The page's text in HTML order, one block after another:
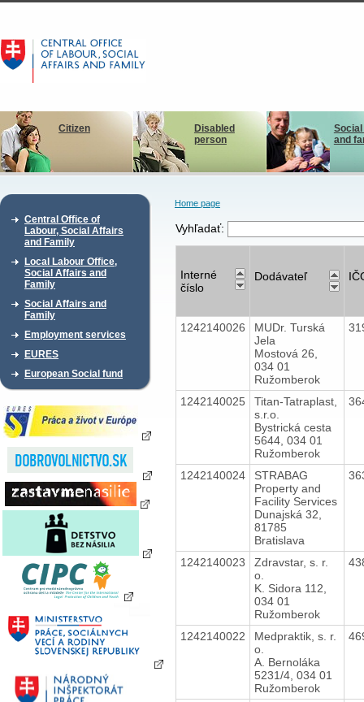
Citizen
Disabled
person
and
Central Office of
Labour, Social Affairs
and Family
Local Labour Office,
Social Affairs and
Family
Social Affairs and
Family
Employment services
EURES
European Social fund
Home page
Vyhľadať:
Interné
číslo
Dodávateľ
1242140026
MUDr. Turská
Jela
Mostová 26,
034 01
Ružomberok
1242140025
Titan-Tatraplast,
s.r.o.
Bystrická cesta
5644, 034 01
Ružomberok
1242140024
STRABAG
Property and
Facility Services
Dunajská 32,
81785
Bratislava
1242140023
Zdravstar, s. r.
o.
K. Sidora 112,
034 01
Ružomberok
1242140022
Medpraktik, s. r.
o.
A. Bernoláka
5231/4, 034 01
Ružomberok